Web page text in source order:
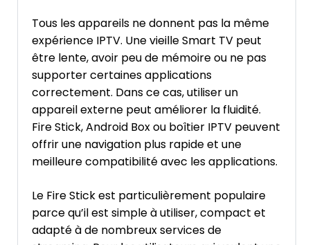
Tous les appareils ne donnent pas la même
expérience IPTV. Une vieille Smart TV peut
être lente, avoir peu de mémoire ou ne pas
supporter certaines applications
correctement. Dans ce cas, utiliser un
appareil externe peut améliorer la fluidité.
Fire Stick, Android Box ou boîtier IPTV peuvent
offrir une navigation plus rapide et une
meilleure compatibilité avec les applications.
Le Fire Stick est particulièrement populaire
parce qu’il est simple à utiliser, compact et
adapté à de nombreux services de